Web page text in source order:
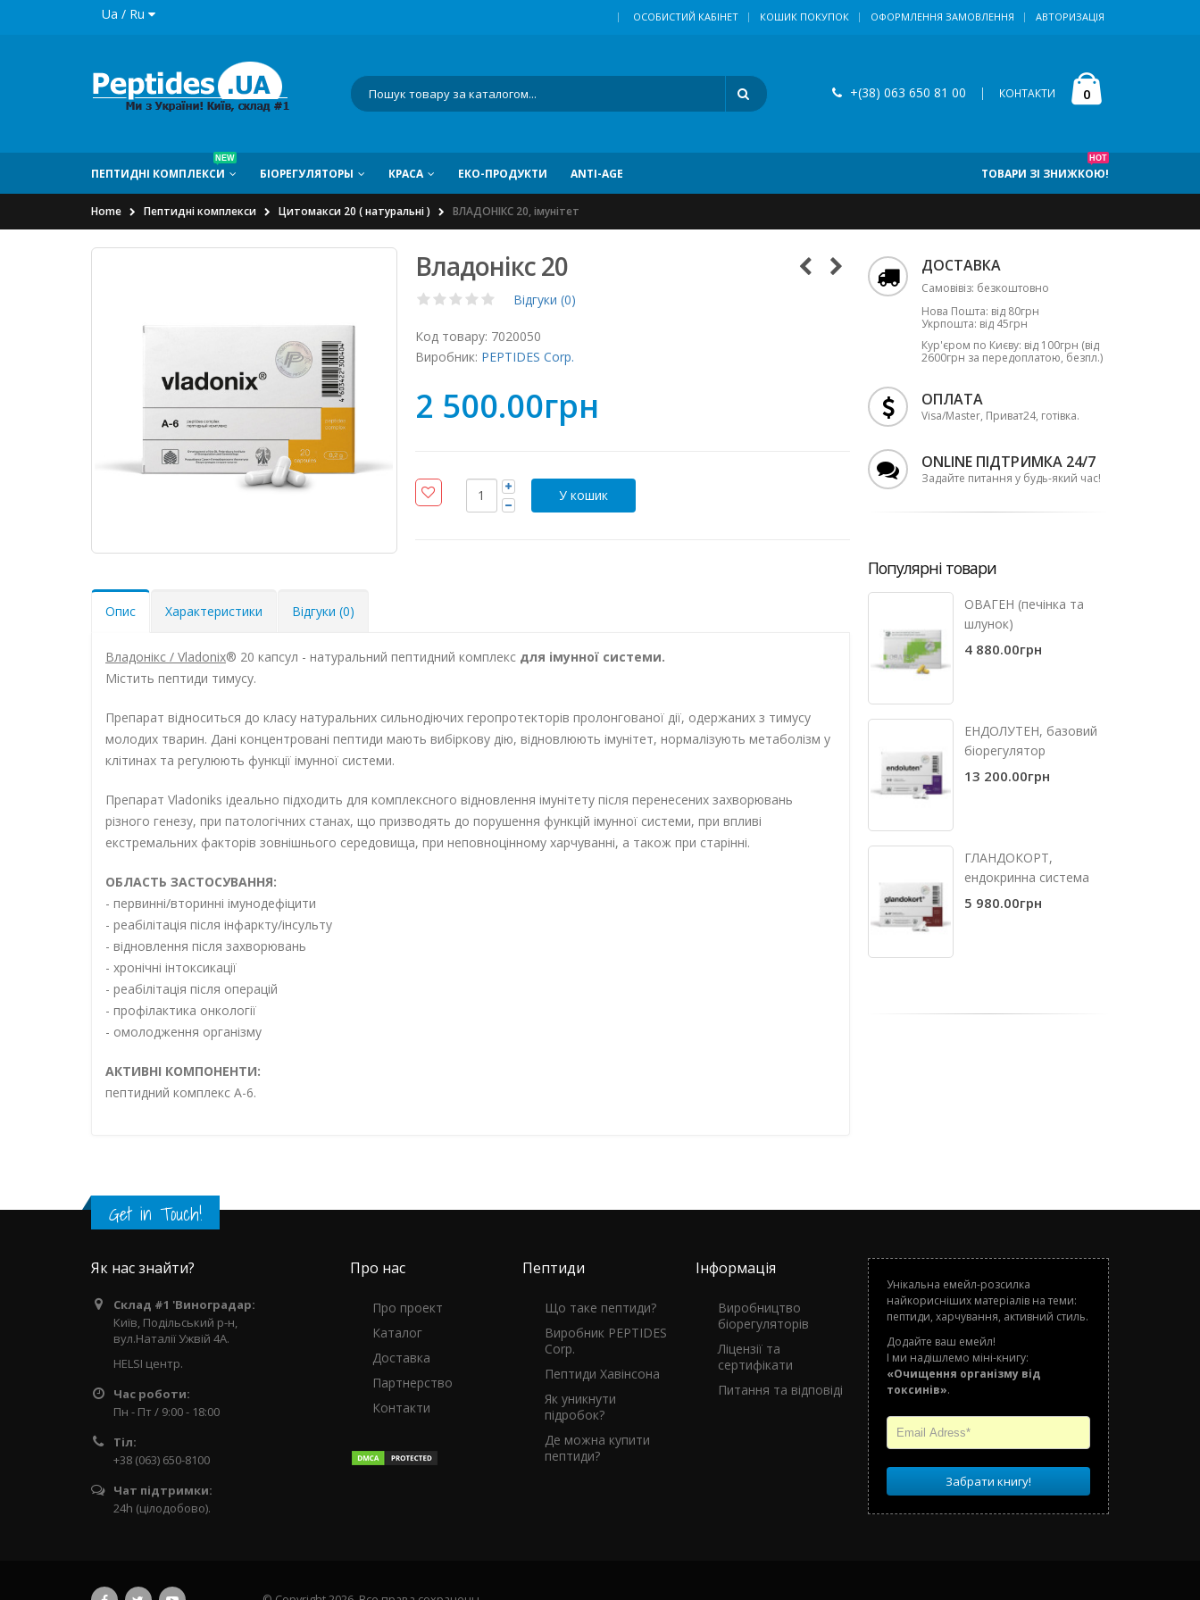
Ua / Ru | ОСОБИСТИЙ КАБІНЕТ КОШИК ПОКУПОК ОФОРМЛЕННЯ ЗАМОВЛЕННЯ АВТОРИЗАЦІЯ
+(38) 063 650 81 00 | КОНТАКТИ 0
ПЕПТИДНI КОМПЛЕКСИ
NEW
БIОРЕГУЛЯТОРЫ КРАСА ЕКО-ПРОДУКТИ ANTI-AGE ТОВАРИ ЗІ ЗНИЖКОЮ!
HOT
Home Пептидні комплекси Цитомакси 20 ( натуральні ) ВЛАДОНІКС 20, імунітет
Владонікс 20
Відгуки (0)
Код товару: 7020050
Виробник: PEPTIDES Corp.
2 500.00грн
Опис Характеристики Відгуки (0)
Владонікс / Vladonix® 20 капсул - натуральний пептидний комплекс для імунної системи.
Містить пептиди тимусу.
Препарат відноситься до класу натуральних сильнодіючих геропротекторів пролонгованої дії, одержаних з тимусу
молодих тварин. Дані концентровані пептиди мають вибіркову дію, відновлюють імунітет, нормалізують метаболізм у
клітинах та регулюють функції імунної системи.
Препарат Vladoniks ідеально підходить для комплексного відновлення імунітету після перенесених захворювань
різного генезу, при патологічних станах, що призводять до порушення функцій імунної системи, при впливі
екстремальних факторів зовнішнього середовища, при неповноцінному харчуванні, а також при старінні.
ОБЛАСТЬ ЗАСТОСУВАННЯ:
- первинні/вторинні імунодефіцити
- реабілітація після інфаркту/інсульту
- відновлення після захворювань
- хронічні інтоксикації
- реабілітація після операцій
- профілактика онкології
- омолодження організму
АКТИВНІ КОМПОНЕНТИ:
пептидний комплекс А-6.
ДОСТАВКА
Самовівіз: безкоштовно
Нова Пошта: від 80грн
Укрпошта: від 45грн
Кур'єром по Києву: від 100грн (від
2600грн за передоплатою, безпл.)
ОПЛАТА
Visa/Master, Приват24, готівка.
ONLINE ПІДТРИМКА 24/7
Задайте питання у будь-який час!
Популярні товари
ОВАГЕН (печінка та
шлунок)
4 880.00грн
ЕНДОЛУТЕН, базовий
біорегулятор
13 200.00грн
ГЛАНДОКОРТ,
ендокринна система
5 980.00грн
Get in Touch!
Як нас знайти?
Склад #1 'Виноградар:
Київ, Подільський р-н,
вул.Наталії Ужвій 4А.
HELSI центр.
Час роботи:
Пн - Пт / 9:00 - 18:00
Тіл:
+38 (063) 650-8100
Чат підтримки:
24h (цілодобово).
Про нас
Про проект
Каталог
Доставка
Партнерство
Контакти
Пептиди
Що таке пептиди?
Виробник PEPTIDES
Corp.
Пептиди Хавінсона
Як уникнути
підробок?
Де можна купити
пептиди?
Інформація
Виробництво
біорегуляторів
Ліцензії та
сертифікати
Питання та відповіді
Унікальна емейл-розсилка
найкорисніших матеріалів на теми:
пептиди, харчування, активний стиль.
Додайте ваш емейл!
І ми надішлемо міні-книгу:
«Очищення організму від
токсинів».
Забрати книгу!